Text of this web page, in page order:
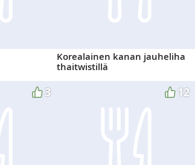
Korealainen kanan jauheliha
thaitwistillä
3 12